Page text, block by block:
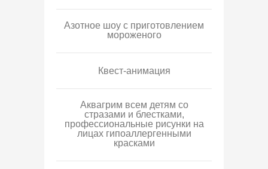
Азотное шоу с приготовлением
мороженого
Квест-анимация
Аквагрим всем детям со
стразами и блестками,
профессиональные рисунки на
лицах гипоаллергенными
красками